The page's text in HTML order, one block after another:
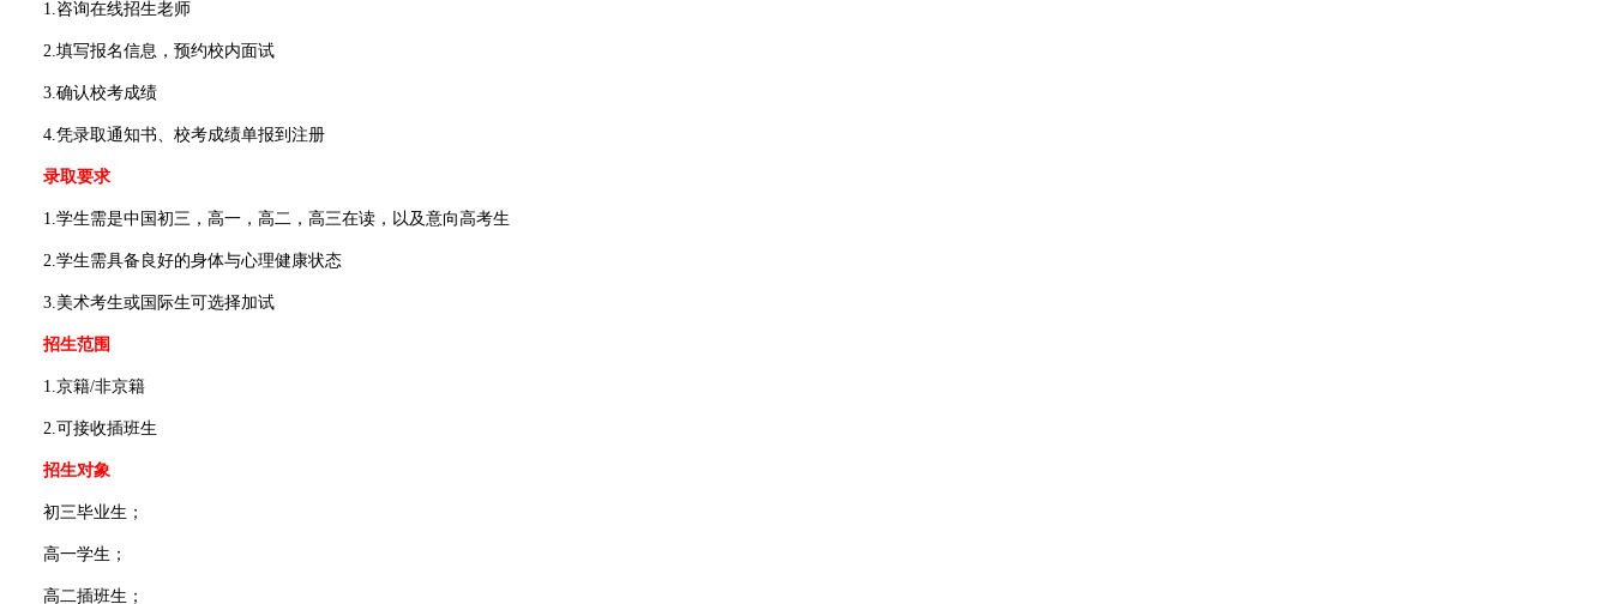
1.咨询在线招生老师
2.填写报名信息，预约校内面试
3.确认校考成绩
4.凭录取通知书、校考成绩单报到注册
录取要求
1.学生需是中国初三，高一，高二，高三在读，以及意向高考生
2.学生需具备良好的身体与心理健康状态
3.美术考生或国际生可选择加试
招生范围
1.京籍/非京籍
2.可接收插班生
招生对象
初三毕业生；
高一学生；
高二插班生；